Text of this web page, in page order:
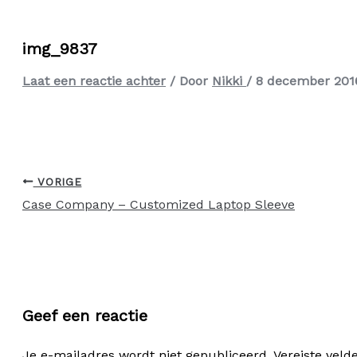
img_9837
Laat een reactie achter / Door Nikki / 8 december
VORIGE
Case Company – Customized Laptop Sleeve
Geef een reactie